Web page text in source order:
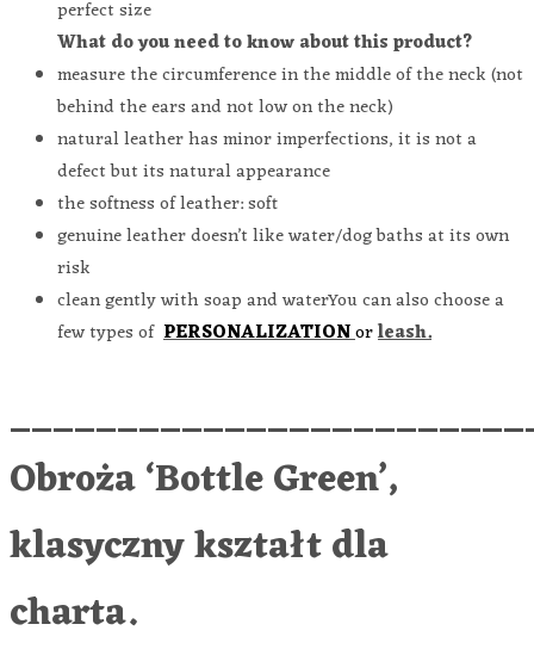
perfect size
What do you need to know about this product?
measure the circumference in the middle of the neck (not
behind the ears and not low on the neck)
natural leather has minor imperfections, it is not a
defect but its natural appearance
the softness of leather: soft
genuine leather doesn’t like water/dog baths at its own
risk
clean gently with soap and waterYou can also choose a
few types of PERSONALIZATIONorleash.
Obroża ‘Bottle Green’,
klasyczny kształt dla
charta.